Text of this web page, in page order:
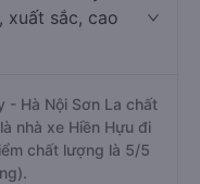
xuất sắc, cao
- Hà Nội Sơn La chất
nhà xe Hiền Hựu đi
chất lượng là 5/5